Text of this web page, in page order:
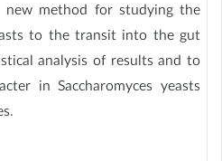
method for studying the
to the transit into the gut
analysis of results and to
in Saccharomyces yeasts